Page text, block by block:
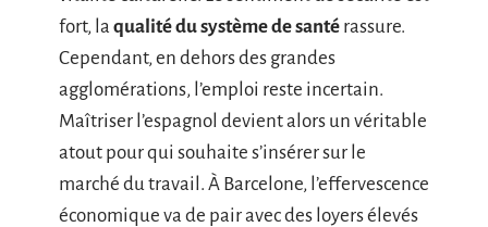
fort, la qualité du système de santé rassure.
Cependant, en dehors des grandes
agglomérations, l’emploi reste incertain.
Maîtriser l’espagnol devient alors un véritable
atout pour qui souhaite s’insérer sur le
marché du travail. À Barcelone, l’effervescence
économique va de pair avec des loyers élevés